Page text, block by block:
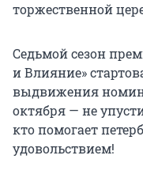
торжественной
Седьмой сезон
и Влияние»
выдвижения
октября — не
кто помогает
удовольствием!